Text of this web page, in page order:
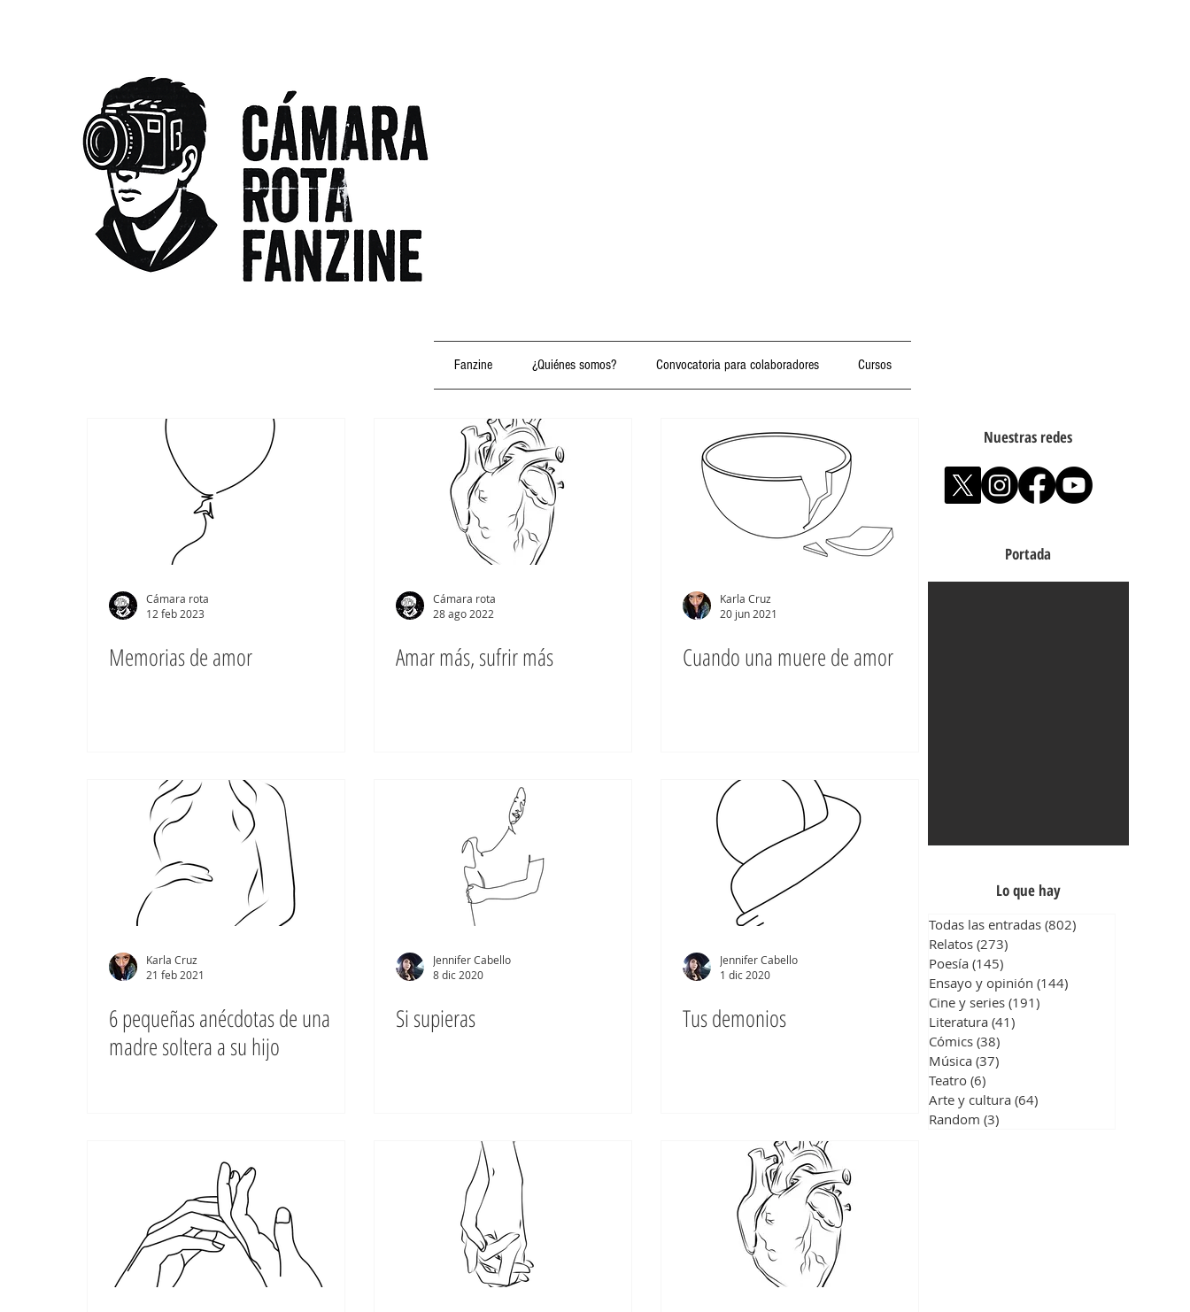
Fanzine ¿Quiénes somos? Convocatoria para colaboradores Cursos
Cámara rota
12 feb 2023
Memorias de amor
Cámara rota
28 ago 2022
Amar más, sufrir más
Karla Cruz
20 jun 2021
Cuando una muere de amor
Karla Cruz
21 feb 2021
6 pequeñas anécdotas de una
madre soltera a su hijo
Jennifer Cabello
8 dic 2020
Si supieras
Jennifer Cabello
1 dic 2020
Tus demonios
Nuestras redes
Portada
Lo que hay
Todas las entradas (802)
Relatos (273)
Poesía (145)
Ensayo y opinión (144)
Cine y series (191)
Literatura (41)
Cómics (38)
Música (37)
Teatro (6)
Arte y cultura (64)
Random (3)